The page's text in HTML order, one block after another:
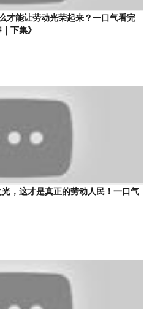
才能让劳动光荣起来？一口气看完
下集》
，这才是真正的劳动人民！一口气